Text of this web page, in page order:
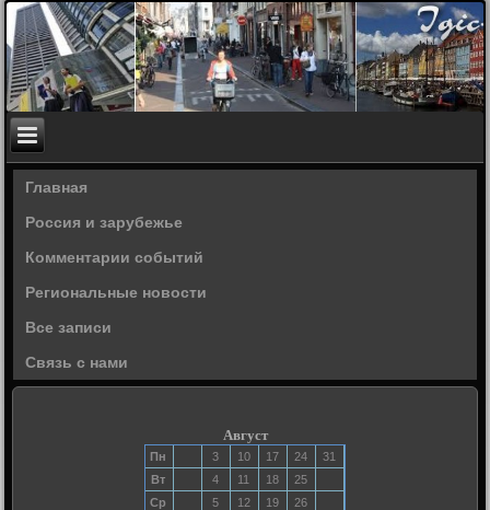
Главная
Россия и зарубежье
Комментарии событий
Региональные новости
Все записи
Связь с нами
Август
Пн 3 10 17 24
31
Вт
4 11 18
25
Ср
5 12 19
26